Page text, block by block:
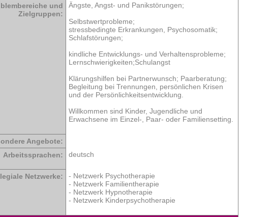
und
Zielgruppen:
Ängste, Angst- und Panikstörungen;
Selbstwertprobleme;
stressbedingte Erkrankungen, Psychosomatik;
Schlafstörungen;
kindliche Entwicklungs- und Verhaltensprobleme;
Lernschwierigkeiten;Schulangst
Klärungshilfen bei Partnerwunsch; Paarberatung;
Begleitung bei Trennungen, persönlichen Krisen
und der Persönlichkeitsentwicklung.
Willkommen sind Kinder, Jugendliche und
Erwachsene im Einzel-, Paar- oder Familiensetting.
Angebote:
Arbeitssprachen:
deutsch
Netzwerke:
- Netzwerk Psychotherapie
- Netzwerk Familientherapie
- Netzwerk Hypnotherapie
- Netzwerk Kinderpsychotherapie